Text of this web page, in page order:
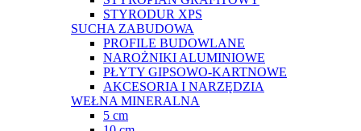
STYRODUR XPS
SUCHA ZABUDOWA
PROFILE BUDOWLANE
NAROŻNIKI ALUMINIOWE
PŁYTY GIPSOWO-KARTNOWE
AKCESORIA I NARZĘDZIA
WEŁNA MINERALNA
5 cm